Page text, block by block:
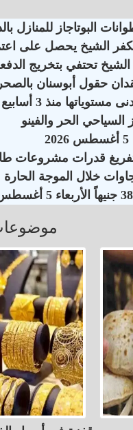
البوتاجاز للمنازل
الشيخ يحصل على اعتماد
تحتفي بتخريج
حقول أبوسنان
منذ 3 أسابيع
السياحي الحر والفينو
لتفريغ قدرات مشروعات